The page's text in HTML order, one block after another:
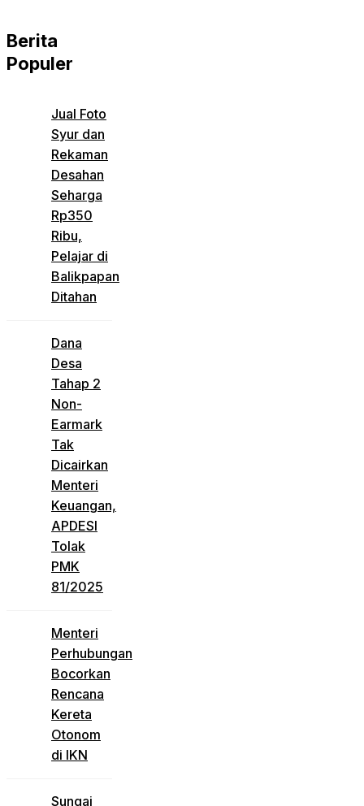
Berita
Populer
Jual Foto
Syur dan
Rekaman
Desahan
Seharga
Rp350
Ribu,
Pelajar di
Balikpapan
Ditahan
Dana
Desa
Tahap 2
Non-
Earmark
Tak
Dicairkan
Menteri
Keuangan,
APDESI
Tolak
PMK
81/2025
Menteri
Perhubungan
Bocorkan
Rencana
Kereta
Otonom
di IKN
Sungai